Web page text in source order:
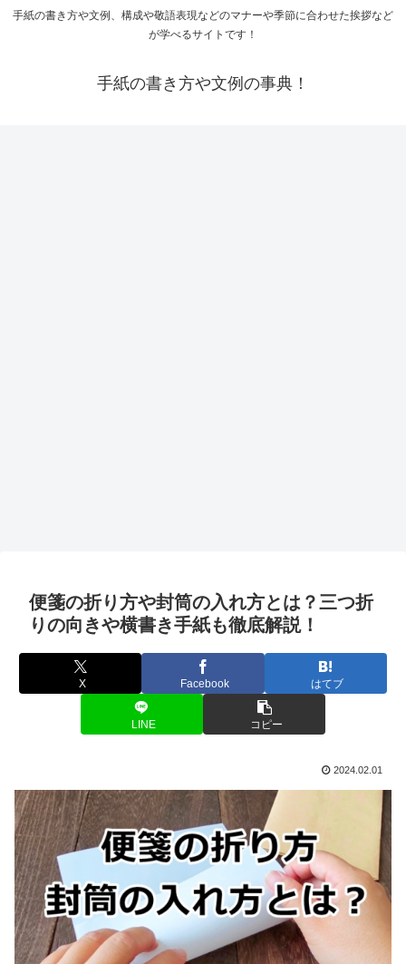
手紙の書き方や文例、構成や敬語表現などのマナーや季節に合わせた挨拶など
が学べるサイトです！
手紙の書き方や文例の事典！
便箋の折り方や封筒の入れ方とは？三つ折
りの向きや横書き手紙も徹底解説！
X Facebook はてブ
LINE コピー
2024.02.01